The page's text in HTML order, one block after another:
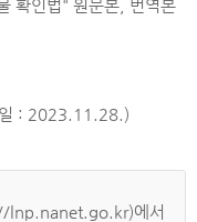
확인법" 원문본, 번역본
: 2023.11.28.)
lnp.nanet.go.kr)에서